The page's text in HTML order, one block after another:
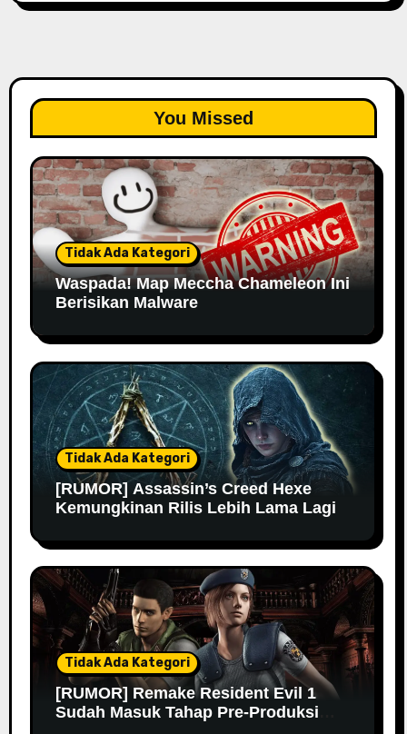
You Missed
Tidak Ada Kategori
Waspada! Map Meccha Chameleon Ini
Berisikan Malware
Tidak Ada Kategori
[RUMOR] Assassin’s Creed Hexe
Kemungkinan Rilis Lebih Lama Lagi
Tidak Ada Kategori
[RUMOR] Remake Resident Evil 1
Sudah Masuk Tahap Pre-Produksi